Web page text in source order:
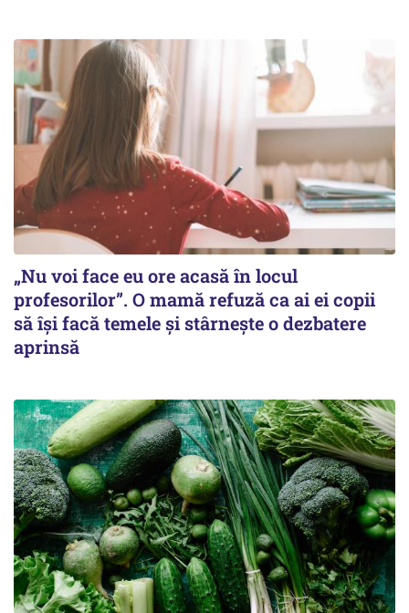
„Nu voi face eu ore acasă în locul
profesorilor”. O mamă refuză ca ai ei copii
să își facă temele și stârnește o dezbatere
aprinsă